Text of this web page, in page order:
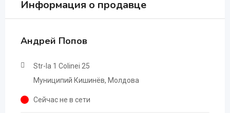
Информация о продавце
Андрей Попов
Str-la 1 Colinei 25
Муниципий Кишинёв, Молдова
Сейчас не в сети